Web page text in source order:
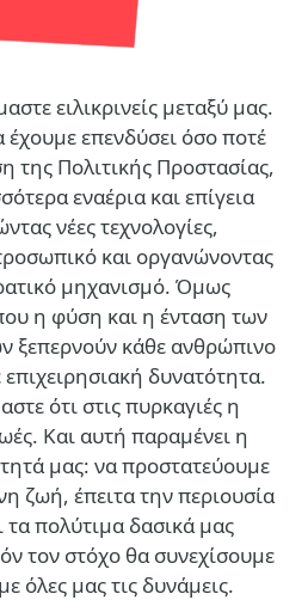
ειλικρινείς μεταξύ μας.
έχουμε επενδύσει όσο ποτέ
της Πολιτικής Προστασίας,
εναέρια και επίγεια
νέες τεχνολογίες,
και οργανώνοντας
μηχανισμό. Όμως
η φύση και η ένταση των
ξεπερνούν κάθε ανθρώπινο
δυνατότητα.
ότι στις πυρκαγιές η
Και αυτή παραμένει η
μας: να προστατεύουμε
ζωή, έπειτα την περιουσία
τα πολύτιμα δασικά μας
τον στόχο θα συνεχίσουμε
όλες μας τις δυνάμεις.